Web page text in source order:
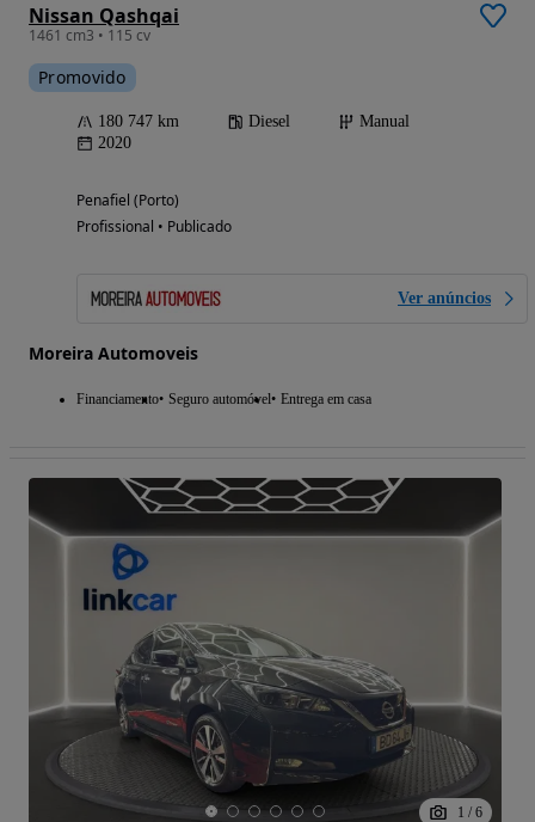
Nissan Qashqai
1461 cm3 • 115 cv
Promovido
180 747 km Diesel
Manual
2020
Penafiel (Porto)
Profissional • Publicado
Ver anúncios
Moreira Automoveis
Financiamento Seguro automóvel Entrega em casa
1 / 6